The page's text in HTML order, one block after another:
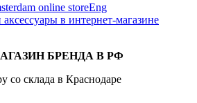
Eng
БРЕНДА В РФ
со склада в Краснодаре